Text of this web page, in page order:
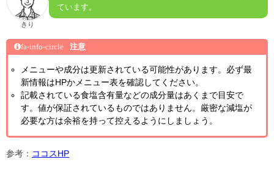
きり
ています。
fa-info-circle 注意
メニューや成分は更新されている可能性があります。必ず最
新情報はHPかメニュー表を確認してください。
記載されている食塩含有量などの成分量はあくまで目安で
す。値が保証されているものではありません。厳密な減塩が
必要な方は余裕を持って控えるようにしましょう。
参考： ココスHP